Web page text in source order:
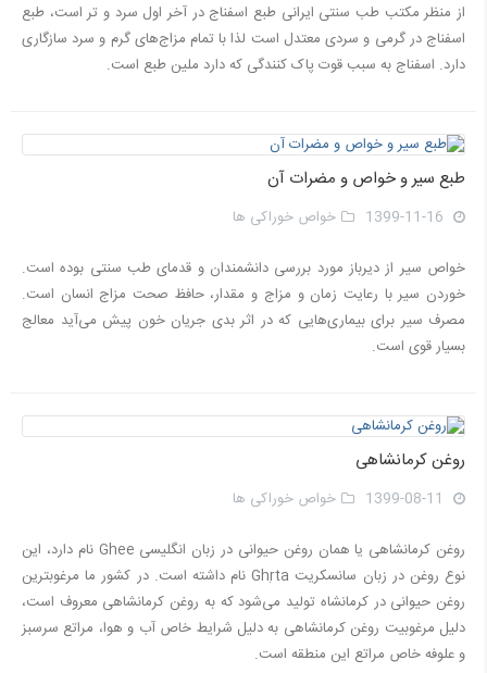
از منظر مکتب طب سنتی ایرانی طبع اسفناج در آخر اول سرد و تر است، طبع
اسفناج در گرمی و سردی معتدل است لذا با تمام مزاج‌های گرم و سرد سازگاری
دارد. اسفناج به سبب قوت پاک کنندگی که دارد ملین طبع است.
طبع سیر و خواص و مضرات آن
خواص خوراکی ها
خواص سیر از دیرباز مورد بررسی دانشمندان و قدمای طب سنتی بوده است.
خوردن سیر با رعایت زمان و مزاج و مقدار، حافظ صحت مزاج انسان است.
مصرف سیر برای بیماری‌هایی که در اثر بدی جریان خون پیش می‌آید معالج
بسیار قوی است.
روغن کرمانشاهی
خواص خوراکی ها
روغن کرمانشاهی یا همان روغن حیوانی در زبان انگلیسی Ghee نام دارد، این
نوع روغن در زبان سانسکریت Ghṛta نام داشته است. در کشور ما مرغوبترین
روغن حیوانی در کرمانشاه تولید می‌شود که به روغن کرمانشاهی معروف است،
دلیل مرغوبیت روغن کرمانشاهی به دلیل شرایط خاص آب و هوا، مراتع سرسبز
و علوفه خاص مراتع این منطقه است.